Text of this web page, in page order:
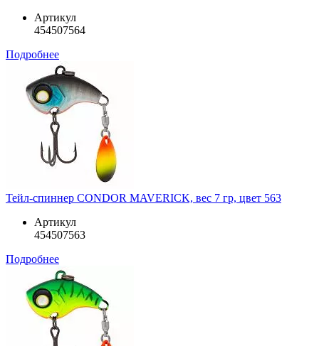
Артикул
454507564
Подробнее
Тейл-спиннер CONDOR MAVERICK, вес 7 гр, цвет 563
Артикул
454507563
Подробнее